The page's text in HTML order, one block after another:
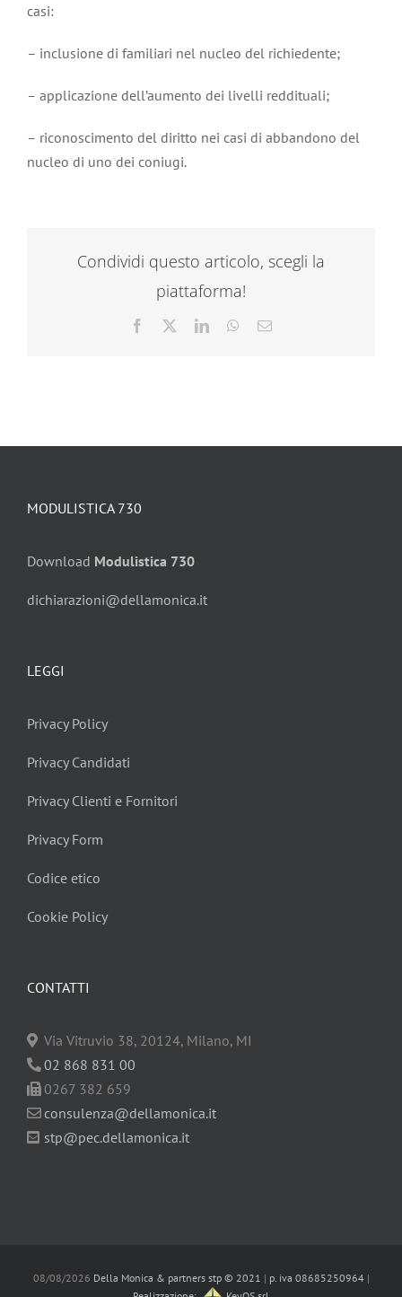
casi:
– inclusione di familiari nel nucleo del richiedente;
– applicazione dell’aumento dei livelli reddituali;
– riconoscimento del diritto nei casi di abbandono del
nucleo di uno dei coniugi.
Condividi questo articolo, scegli la
piattaforma!
Facebook LinkedInWhatsApp
Email
CONTATTI
Via Vitruvio 38, 20124, Milano, MI
02 868 831 00
0267 382 659
consulenza@dellamonica.it
stp@pec.dellamonica.it
MODULISTICA 730
Download Modulistica 730
dichiarazioni@dellamonica.it
LEGGI
Privacy Policy
Privacy Candidati
Privacy Clienti e Fornitori
Privacy Form
Codice etico
Cookie Policy
08/08/2026 Della Monica & partners stp © 2021 | p. iva 08685250964|